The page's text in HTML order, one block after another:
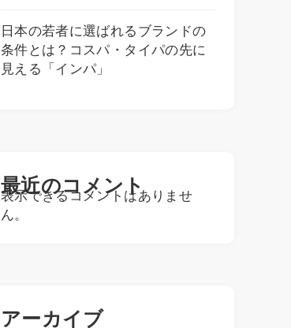
日本の若者に選ばれるブランドの
条件とは？コスパ・タイパの先に
見える「インパ」
最近のコメント
表示できるコメントはありませ
ん。
アーカイブ